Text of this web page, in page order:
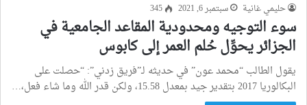
حليمي غانية سبتمبر 6, 2021 345
سوء التوجيه ومحدودية المقاعد الجامعية في
الجزائر يحوِّل حُلم العمر إلى كابوس
يقول الطالب “محمد عون” في حديثه لـ”فريق زدني”: “حصلت على
البكالوريا 2017 بتقدير جيد بمعدل 15.58، ولكن قدر الله وما شاء فعل،…